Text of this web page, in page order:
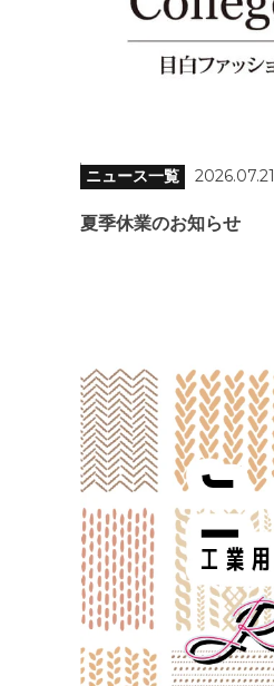
ニュース一覧 2026.07.21
夏季休業のお知らせ